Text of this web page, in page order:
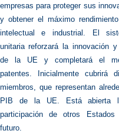
empresas para proteger sus
y obtener el máximo
intelectual e industrial. El
unitaria reforzará la innovación
de la UE y completará el
patentes. Inicialmente cubrirá
miembros, que representan
PIB de la UE. Está abierta
participación de otros
futuro.